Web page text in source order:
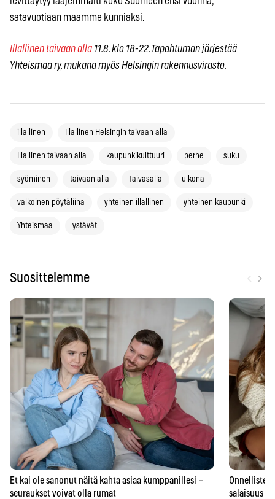
satavuotiaan maamme kunniaksi.
Illallinen taivaan alla 11.8. klo 18-22. Tapahtuman järjestää
Yhteismaa ry, mukana myös Helsingin rakennusvirasto.
illallinen Illallinen Helsingin taivaan alla
Illallinen taivaan alla kaupunkikulttuuri perhe suku
syöminen taivaan alla Taivasalla ulkona
valkoinen pöytäliina yhteinen illallinen yhteinen kaupunki
Yhteismaa ystävät
Suosittelemme ›
Et kai ole sanonut näitä kahta asiaa kumppanillesi –
seuraukset voivat olla rumat
Onnellisten
salaisuus –